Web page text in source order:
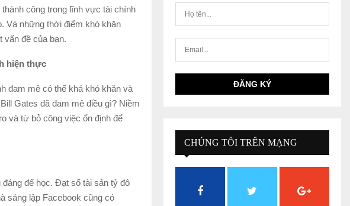
công trong lĩnh vực tài chính
Và những thời điểm khó khăn
vấn đề của bạn.
hiện thực
đam mê có thể khá khó khăn và
Gates đã đam mê điều gì? Niềm
và từ bỏ công việc ổn định để
đáng để học. Đạt số tài sản tỷ đô
sáng lập Facebook cũng có
CHÚNG TÔI TRÊN MẠNG
XÃ HỘI